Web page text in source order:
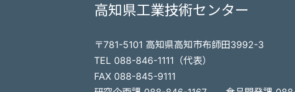
高知県工業技術センター
〒781-5101 高知県高知市布師田3992-3
TEL 088-846-1111（代表）
FAX 088-845-9111